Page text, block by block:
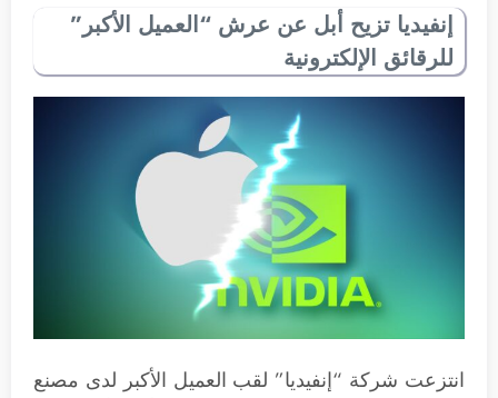
إنفيديا تزيح أبل عن عرش “العميل الأكبر”
للرقائق الإلكترونية
انتزعت شركة “إنفيديا” لقب العميل الأكبر لدى مصنع